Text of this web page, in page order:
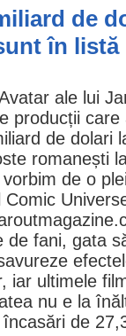
de
în listă
ale lui
producții
de dolari
romanești
de o
fani, gata
iar ultimele
nu e la
încasări de